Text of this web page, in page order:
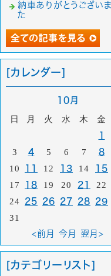
納車ありがとうござい
た
[カレンダー]
10月
日 月 火 水 木 金
1
3
4 5 6 7 8
10
11 12 13 14 15
17
18 19 20 21 22
24 25 26 27 28 29
31
<前月 今月 翌月>
[カテゴリーリスト]